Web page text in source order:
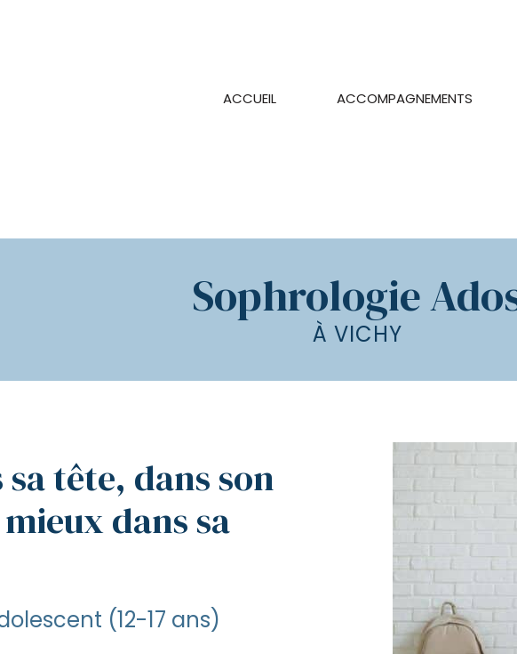
ACCUEIL ACCOMPAGNEMENTS
femmes
weekend
bien-
maternité
&
Sophrologie
À VICHY
tête, dans son
dans sa
(12-17 ans)